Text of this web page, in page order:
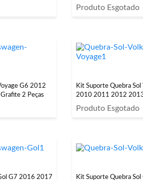
Produto Esgotado
G6 2012
2 Peças
Kit Suporte Quebra
2010 2011 2012
Produto Esgotado
G7 2016 2017
Kit Suporte Quebra